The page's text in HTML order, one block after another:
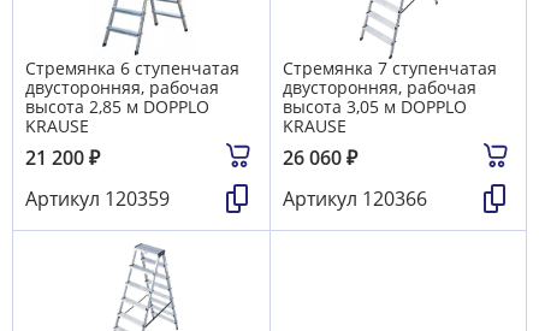
Стремянка 6 ступенчатая
двусторонняя, рабочая
высота 2,85 м DOPPLO
KRAUSE
21 200₽
Артикул 120359
Стремянка 7 ступенчатая
двусторонняя, рабочая
высота 3,05 м DOPPLO
KRAUSE
26 060₽
Артикул 120366